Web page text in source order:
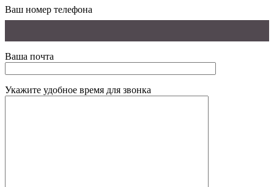
Ваш номер телефона
Ваша почта
Укажите удобное время для звонка